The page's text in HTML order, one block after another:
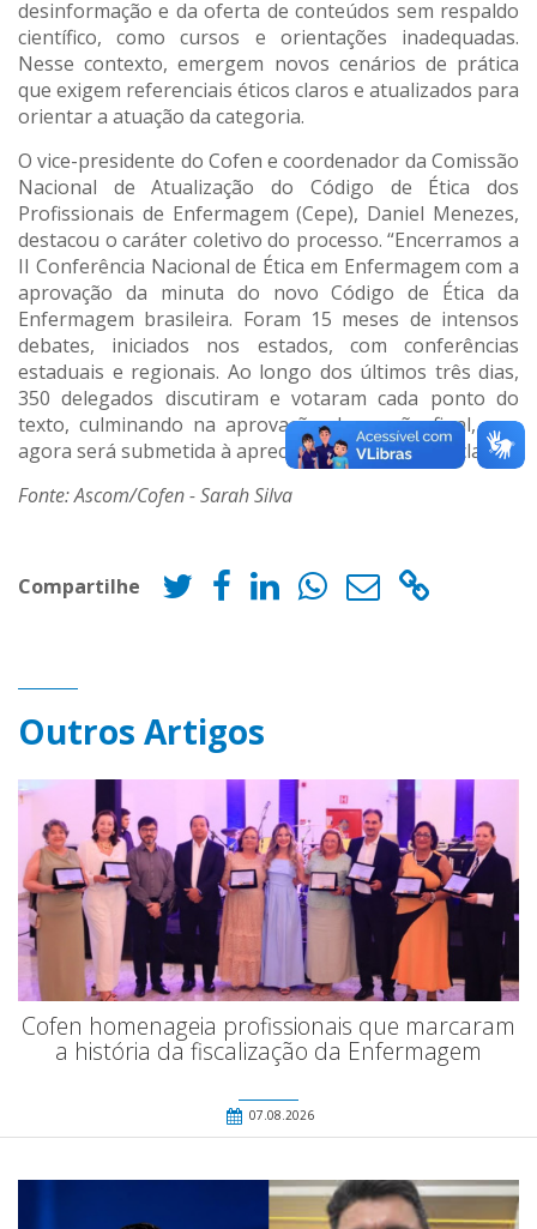
desinformação e da oferta de conteúdos sem respaldo
científico, como cursos e orientações inadequadas.
Nesse contexto, emergem novos cenários de prática
que exigem referenciais éticos claros e atualizados para
orientar a atuação da categoria.
O vice-presidente do Cofen e coordenador da Comissão
Nacional de Atualização do Código de Ética dos
Profissionais de Enfermagem (Cepe), Daniel Menezes,
destacou o caráter coletivo do processo. “Encerramos a
II Conferência Nacional de Ética em Enfermagem com a
aprovação da minuta do novo Código de Ética da
Enfermagem brasileira. Foram 15 meses de intensos
debates, iniciados nos estados, com conferências
estaduais e regionais. Ao longo dos últimos três dias,
350 delegados discutiram e votaram cada ponto do
texto, culminando na aprovação da versão final, que
agora será submetida à apreciação do Cofen”, declarou.
Fonte: Ascom/Cofen - Sarah Silva
Compartilhe
Outros Artigos
Cofen homenageia profissionais que marcaram
a história da fiscalização da Enfermagem
07.08.2026